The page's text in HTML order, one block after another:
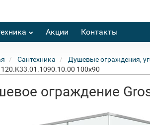
Акции Контакты
Сантехника
Душевые ограждения,
120.K33.01.1090.10.00 100x90
ограждение